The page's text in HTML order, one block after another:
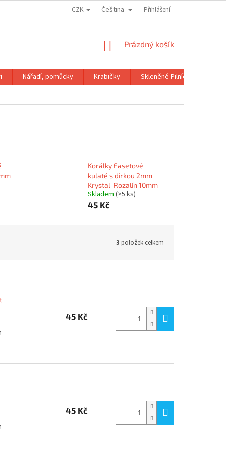
OBCHODNÍ PODMÍNKY GDPR
CZK Čeština Přihlášení
NÁKUPNÍ
Prázdný košík
Nářadí, pomůcky Krabičky Skleněné Pilníčky
Korálky Fasetové
kulaté s dirkou 2mm
Krystal-Rozalín 10mm
Skladem (>5 ks)
45 Kč
3 položek celkem
45 Kč
45 Kč